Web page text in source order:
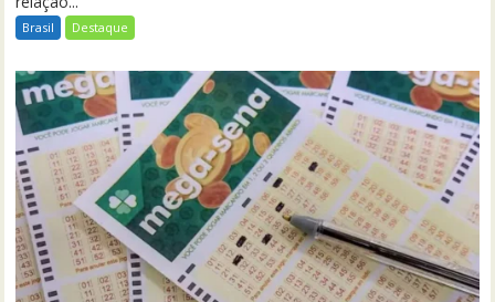
Brasil Destaque